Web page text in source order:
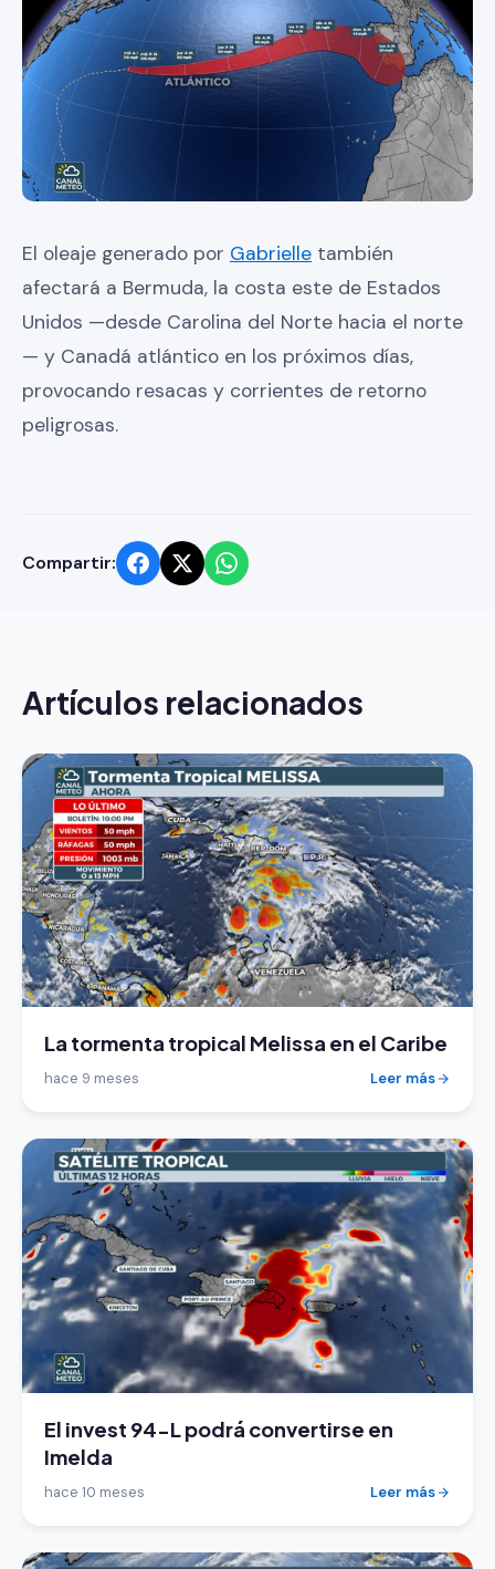
El oleaje generado por Gabrielle también
afectará a Bermuda, la costa este de Estados
Unidos —desde Carolina del Norte hacia el norte
— y Canadá atlántico en los próximos días,
provocando resacas y corrientes de retorno
peligrosas.
Compartir:
Artículos relacionados
La tormenta tropical Melissa en el Caribe
hace 9 meses Leer más
El invest 94-L podrá convertirse en
Imelda
hace 10 meses Leer más